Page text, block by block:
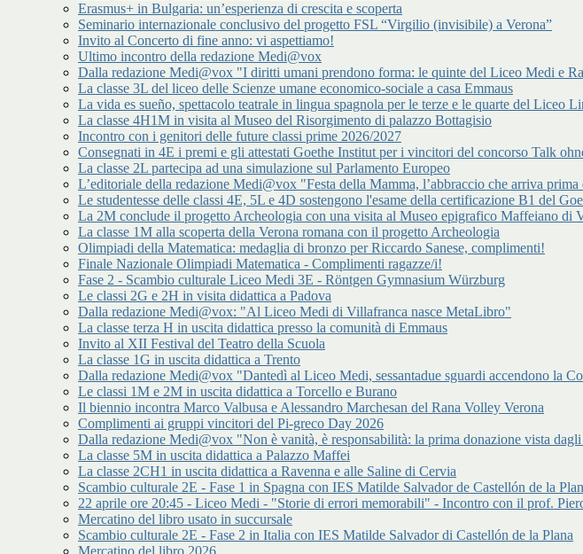
Erasmus+ in Bulgaria: un’esperienza di crescita e scoperta
Seminario internazionale conclusivo del progetto FSL “Virgilio (invisibile) a Verona”
Invito al Concerto di fine anno: vi aspettiamo!
Ultimo incontro della redazione Medi@vox
Dalla redazione Medi@vox "I diritti umani prendono forma: le quinte del Liceo Medi e
La classe 3L del liceo delle Scienze umane economico-sociale a casa Emmaus
La vida es sueño, spettacolo teatrale in lingua spagnola per le terze e le quarte del Liceo
La classe 4H1M in visita al Museo del Risorgimento di palazzo Bottagisio
Incontro con i genitori delle future classi prime 2026/2027
Consegnati in 4E i premi e gli attestati Goethe Institut per i vincitori del concorso Talk
La classe 2L partecipa ad una simulazione sul Parlamento Europeo
L’editoriale della redazione Medi@vox "Festa della Mamma, l’abbraccio che arriva
Le studentesse delle classi 4E, 5L e 4D sostengono l'esame della certificazione B1 del
La 2M conclude il progetto Archeologia con una visita al Museo epigrafico Maffeiano di
La classe 1M alla scoperta della Verona romana con il progetto Archeologia
Olimpiadi della Matematica: medaglia di bronzo per Riccardo Sanese, complimenti!
Finale Nazionale Olimpiadi Matematica - Complimenti ragazze/i!
Fase 2 - Scambio culturale Liceo Medi 3E - Röntgen Gymnasium Würzburg
Le classi 2G e 2H in visita didattica a Padova
Dalla redazione Medi@vox: "Al Liceo Medi di Villafranca nasce MetaLibro"
La classe terza H in uscita didattica presso la comunità di Emmaus
Invito al XII Festival del Teatro della Scuola
La classe 1G in uscita didattica a Trento
Dalla redazione Medi@vox "Dantedì al Liceo Medi, sessantadue sguardi accendono la
Le classi 1M e 2M in uscita didattica a Torcello e Burano
Il biennio incontra Marco Valbusa e Alessandro Marchesan del Rana Volley Verona
Complimenti ai gruppi vincitori del Pi-greco Day 2026
Dalla redazione Medi@vox "Non è vanità, è responsabilità: la prima donazione vista
La classe 5M in uscita didattica a Palazzo Maffei
La classe 2CH1 in uscita didattica a Ravenna e alle Saline di Cervia
Scambio culturale 2E - Fase 1 in Spagna con IES Matilde Salvador de Castellón de la
22 aprile ore 20:45 - Liceo Medi - "Storie di errori memorabili" - Incontro con il prof.
Mercatino del libro usato in succursale
Scambio culturale 2E - Fase 2 in Italia con IES Matilde Salvador di Castellón de la Plana